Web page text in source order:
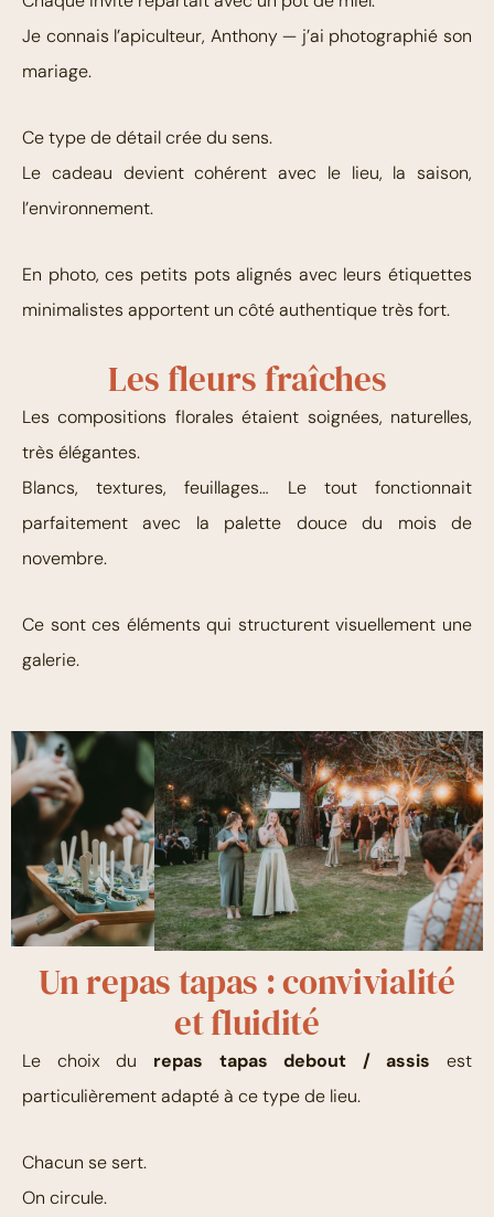
Je connais l’apiculteur, Anthony — j’ai photographié son
mariage.
Ce type de détail crée du sens.
Le cadeau devient cohérent avec le lieu, la saison,
l’environnement.
En photo, ces petits pots alignés avec leurs étiquettes
minimalistes apportent un côté authentique très fort.
Les fleurs fraîches
Les compositions florales étaient soignées, naturelles,
très élégantes.
Blancs, textures, feuillages… Le tout fonctionnait
parfaitement avec la palette douce du mois de
novembre.
Ce sont ces éléments qui structurent visuellement une
galerie.
Un repas tapas : convivialité
et fluidité
Le choix du repas tapas debout / assis est
particulièrement adapté à ce type de lieu.
Chacun se sert.
On circule.